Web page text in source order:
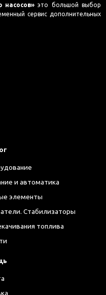
насосов» это большой выбор
сервис дополнительных
и автоматика
элементы
Стабилизаторы
топлива